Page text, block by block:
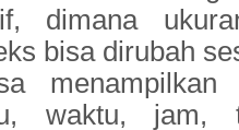
dimana
bisa dirubah
waktu, jam,